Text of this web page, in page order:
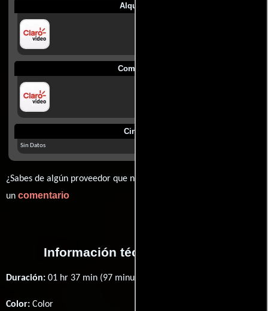
Alquilar
Comprar
Cines
Sin Datos
¿Sabes de algún proveedor que no estamos mostrando? déjanos
un comentario
Información técnica y general
Duración: 01 hr 37 min (97 minutos) .
Color: Color